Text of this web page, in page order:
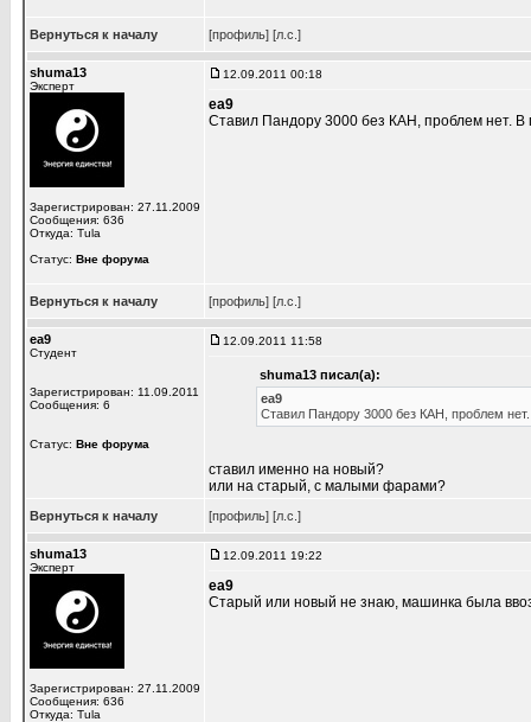
Вернуться к началу [профиль] [л.с.]
shuma13
Эксперт
Зарегистрирован: 27.11.2009
Сообщения: 636
Откуда: Tula
Статус: Вне форума
12.09.2011 00:18
ea9
Ставил Пандору 3000 без КАН, проблем нет.
Вернуться к началу [профиль] [л.с.]
ea9
Студент
Зарегистрирован: 11.09.2011
Сообщения: 6
Статус: Вне форума
12.09.2011 11:58
shuma13 писал(а):
ea9
Ставил Пандору 3000 без КАН, проблем
ставил именно на новый?
или на старый, с малыми фарами?
Вернуться к началу [профиль] [л.с.]
shuma13
Эксперт
Зарегистрирован: 27.11.2009
Сообщения: 636
Откуда: Tula
12.09.2011 19:22
ea9
Старый или новый не знаю, машинка была